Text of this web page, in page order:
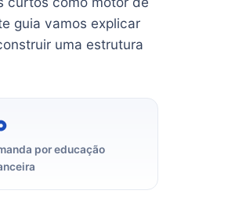
guia vamos explicar
uma estrutura
por educação